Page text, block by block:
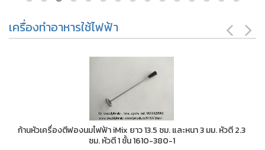
เครื่องทำอาหารใช้ไฟฟ้า
ก้านหัวเครื่องตีฟองนมไฟฟ้า iMix ยาว 13.5 ซม. และหนา 3 มม. หัวตี 2.3
ซม. หัวตี 1 ชั้น 1610-380-1